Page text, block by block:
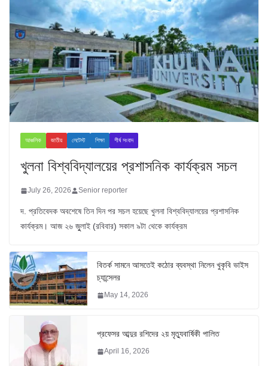
আঞ্চলিক জাতীয় লেটেস্ট শিক্ষা শীর্ষ সংবাদ
খুলনা বিশ্ববিদ্যালয়ের প্রশাসনিক কার্যক্রম সচল
July 26, 2026 Senior reporter
দ. প্রতিবেদক অবশেষে তিন দিন পর সচল হয়েছে খুলনা বিশ্ববিদ্যালয়ের প্রশাসনিক
কার্যক্রম। আজ ২৬ জুুলাই (রবিবার) সকাল ৯টা থেকে কার্যক্রম
বিতর্ক সামনে আসতেই কঠোর ব্যবস্থা নিলেন খুকৃবি ভাইস
চ্যান্সেলর
May 14, 2026
প্রফেসর আব্দুর রশিদের ২য় মৃত্যুবার্ষিকী পালিত
April 16, 2026